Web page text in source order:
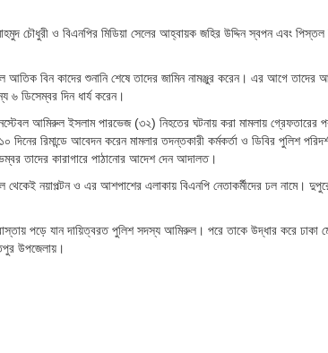
চৌধুরী ও বিএনপির মিডিয়া সেলের আহ্বায়ক জহির উদ্দিন স্বপন এবং পিস্তল
বিন কাদের শুনানি শেষে তাদের জামিন নামঞ্জুর করেন। এর আগে তাদের
৬ ডিসেম্বর দিন ধার্য করেন।
কনস্টেবল আমিরুল ইসলাম পারভেজ (৩২) নিহতের ঘটনায় করা মামলায়
রিমান্ডে আবেদন করেন মামলার তদন্তকারী কর্মকর্তা ও ডিবির পুলিশ
তাদের কারাগারে পাঠানোর আদেশ দেন আদালত।
নয়াপল্টন ও এর আশপাশের এলাকায় বিএনপি নেতাকর্মীদের ঢল নামে।
পড়ে যান দায়িত্বরত পুলিশ সদস্য আমিরুল। পরে তাকে উদ্ধার করে ঢাকা
উপজেলায়।